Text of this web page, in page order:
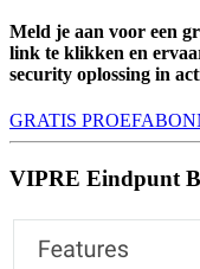
Meld je aan voor een
link te klikken en
security oplossing in
GRATIS
VIPRE Eindpunt